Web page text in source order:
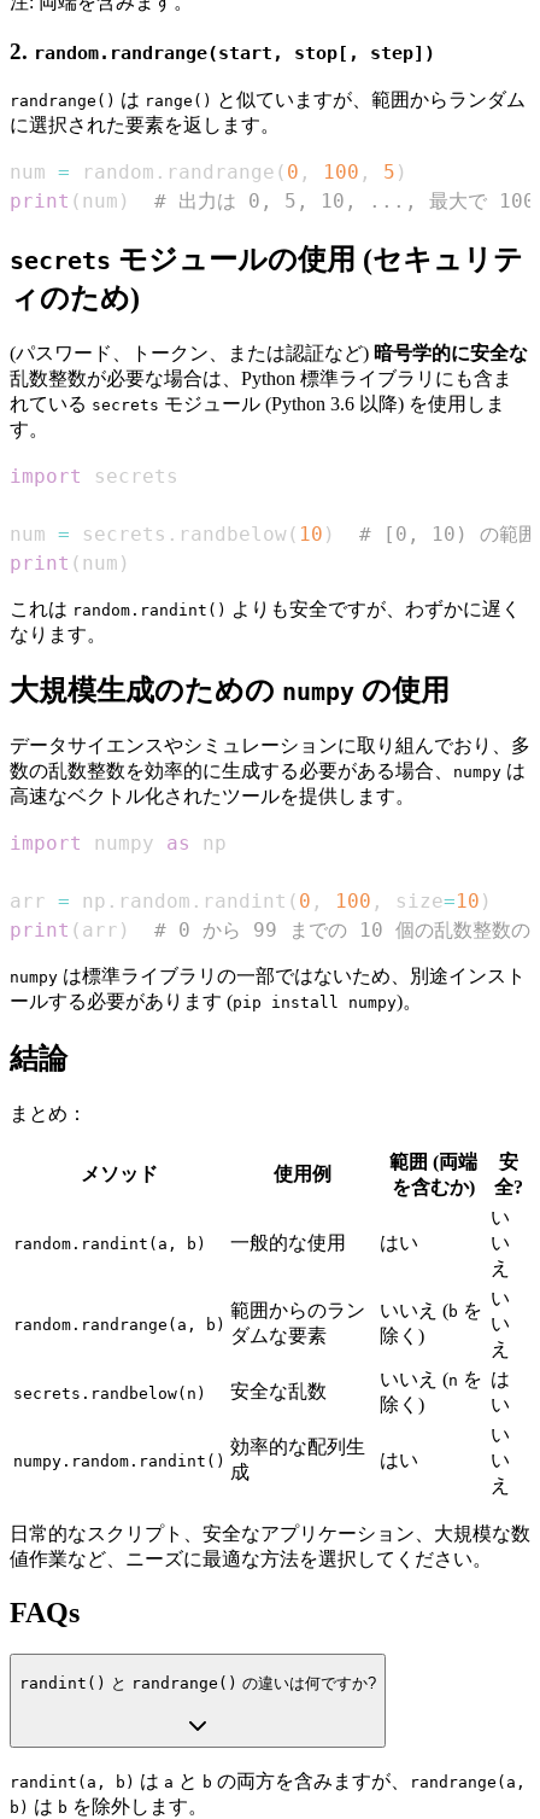
2. random.randrange(start, stop[, step])
randrange() は range() と似ていますが、範囲からランダム
に選択された要素を返します。
num = random . randrange ( 0 , 100 , 5 )
print ( num ) # 出力は 0, 5, 10, ..., 最大で 100
secrets モジュールの使用 (セキュリテ
ィのため)
(パスワード、トークン、または認証など) 暗号学的に安全な
乱数整数が必要な場合は、Python 標準ライブラリにも含ま
れている secrets モジュール (Python 3.6 以降) を使用しま
す。
import
num = secrets . randbelow( 10 )
# [0, 10) の範囲
print ( num )
これは random.randint() よりも安全ですが、わずかに遅く
なります。
大規模生成のための numpy の使用
データサイエンスやシミュレーションに取り組んでおり、多
数の乱数整数を効率的に生成する必要がある場合、
numpy は
高速なベクトル化されたツールを提供します。
import numpy as
arr = np . random . randint ( 0 , 100 , size=10 )
print ( arr ) # 0 から 99 までの 10 個の乱数整数の
numpy は標準ライブラリの一部ではないため、別途インスト
ールする必要があります (pip install numpy)。
結論
まとめ：
メソッド 使用例
範囲 (両端
を含むか)
安
全?
random.randint(a, b) 一般的な使用 はい
い
い
え
random.randrange(a, b)
範囲からのラン
ダムな要素
いいえ (b を
除く)
い
い
え
secrets.randbelow(n) 安全な乱数
いいえ (n を
除く)
は
い
numpy.random.randint()
効率的な配列生
成
はい
い
い
え
日常的なスクリプト、安全なアプリケーション、大規模な数
値作業など、ニーズに最適な方法を選択してください。
FAQs
randint() と randrange() の違いは何ですか?
randint(a, b) は a と b の両方を含みますが、
randrange(a,
b) は b を除外します。